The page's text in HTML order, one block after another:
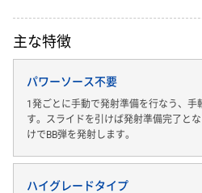
主な特徴
パワーソース不要
1発ごとに手動で発射準備を行なう、手
す。スライドを引けば発射準備完了と
けでBB弾を発射します。
ハイグレードタイプ